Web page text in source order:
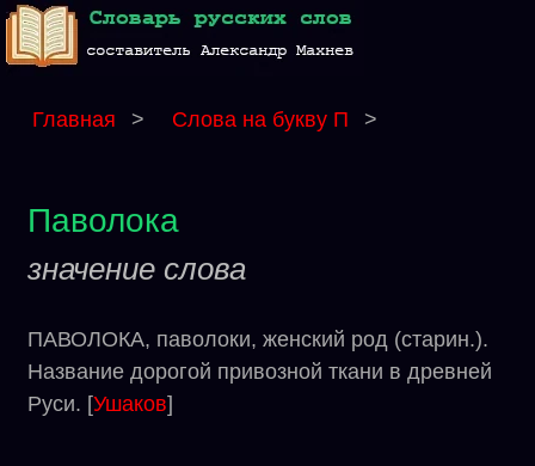
Главная > Слова на букву П >
Паволока
значение слова
ПАВОЛОКА, паволоки, женский род (старин.).
Название дорогой привозной ткани в древней
Руси. [Ушаков]